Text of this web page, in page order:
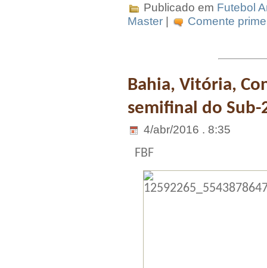
Publicado em Futebol
Master
Comente
Bahia, Vitória,
semifinal do Sub-
4/abr/2016 . 8:35
FBF